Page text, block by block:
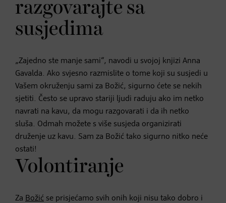
razgovarajte sa
susjedima
„Zajedno ste manje sami“, navodi u svojoj knjizi Anna
Gavalda. Ako svjesno razmislite o tome koji su susjedi u
Vašem okruženju sami za Božić, sigurno ćete se nekih
sjetiti. Često se upravo stariji ljudi raduju ako im netko
navrati na kavu, da mogu razgovarati i da ih netko
sluša. Odmah možete s više susjeda organizirati
druženje uz kavu. Sam za Božić tako sigurno nitko neće
ostati!
Volontiranje
Za Božić se prisjećamo svih onih koji nisu tako dobro i